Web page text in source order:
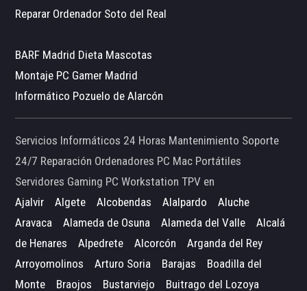
Reparar Ordenador Soto del Real
BARF Madrid Dieta Mascotas
Montaje PC Gamer Madrid
Informático Pozuelo de Alarcón
Servicios Informáticos 24 Horas Mantenimiento Soporte
24/7 Reparación Ordenadores PC Mac Portátiles
Servidores Gaming PC Workstation TPV en
Ajalvir
Algete Alcobendas Alalpardo
Aluche
Aravaca
Alameda de Osuna Alameda del Valle
Alcalá
de Henares
Alpedrete Alcorcón
Arganda del Rey
Arroyomolinos
Arturo Soria Barajas
Boadilla del
Monte
Braojos Bustarviejo
Buitrago del Lozoya